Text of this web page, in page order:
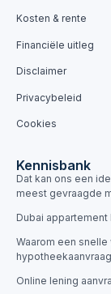
Kosten & rente
Financiële uitleg
Disclaimer
Privacybeleid
Cookies
Kennisbank
Dat kan ons een
meest gevraagde
Dubai
Waarom een
hypotheekaanvraag
Online lening